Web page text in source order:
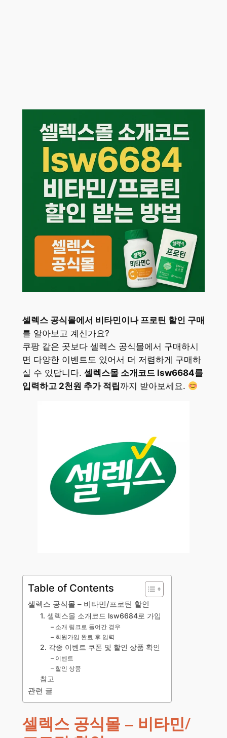
셀렉스 공식몰에서 비타민이나 프로틴 할인 구매
를 알아보고 계신가요?
쿠팡 같은 곳보다 셀렉스 공식몰에서 구매하시
면 다양한 이벤트도 있어서 더 저렴하게 구매하
실 수 있답니다. 셀렉스몰 소개코드 lsw6684를
입력하고 2천원 추가 적립까지 받아보세요.
Table of Contents
셀렉스 공식몰 – 비타민/프로틴 할인
1. 셀렉스몰 소개코드 lsw6684로 가입
– 소개 링크로 들어간 경우
– 회원가입 완료 후 입력
2. 각종 이벤트 쿠폰 및 할인 상품 확인
– 이벤트
– 할인 상품
참고
관련 글
셀렉스 공식몰 – 비타민/